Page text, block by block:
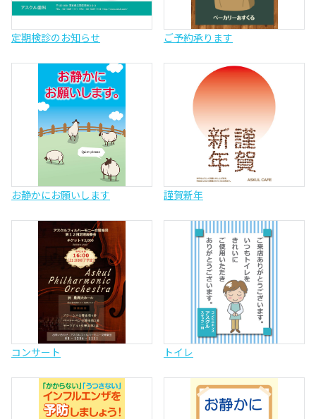
定期検診のお知らせ ご予約承ります
お静かにお願いします 謹賀新年
コンサート トイレ